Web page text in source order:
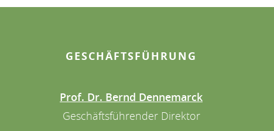
GESCHÄFTSFÜHRUNG
Prof. Dr. Bernd Dennemarck
Geschäftsführender Direktor